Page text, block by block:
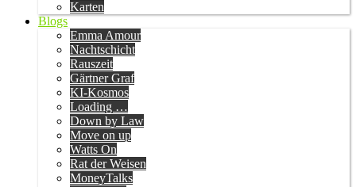
Karten
Blogs
Emma Amour
Nachtschicht
Rauszeit
Gärtner Graf
KI-Kosmos
Loading …
Down by Law
Move on up
Watts On
Rat der Weisen
MoneyTalks